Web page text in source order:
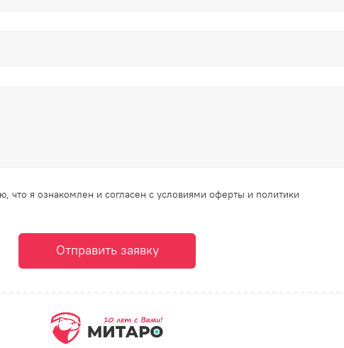
что я ознакомлен и согласен с условиями оферты и политики
Отправить заявку